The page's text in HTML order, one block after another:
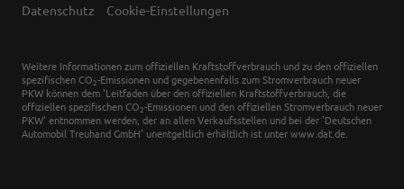
Datenschutz
Cookie-Einstellungen
Weitere Informationen zum offiziellen Kraftstoffverbrauch und zu den offiziellen
spezifischen CO 2-Emissionen und gegebenenfalls zum Stromverbrauch neuer
PKW können dem 'Leitfaden über den offiziellen Kraftstoffverbrauch, die
offiziellen spezifischen CO 2-Emissionen und den offiziellen Stromverbrauch neuer
PKW' entnommen werden, der an allen Verkaufsstellen und bei der 'Deutschen
Automobil Treuhand GmbH' unentgeltlich erhältlich ist unter www.dat.de.